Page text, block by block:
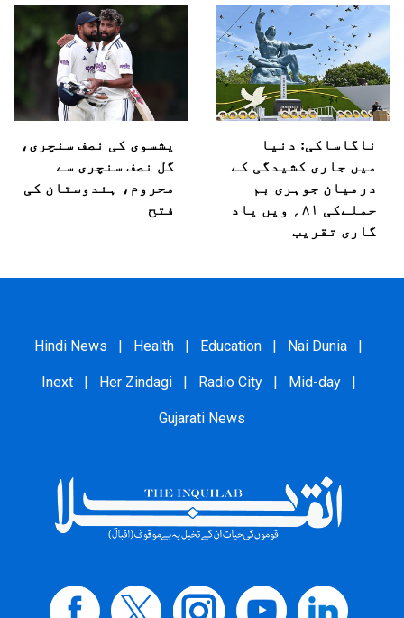
ناگاساکی: دنیا
میں جاری کشیدگی کے
درمیان جوہری بم
حملےکی ۸۱؍ ویں یاد
گاری تقریب
یشسوی کی نصف سنچری،
گل نصف سنچری سے
محروم، ہندوستان کی
فتح
Hindi News | Health | Education | Nai Dunia |
Inext | Her Zindagi | Radio City | Mid-day |
Gujarati News